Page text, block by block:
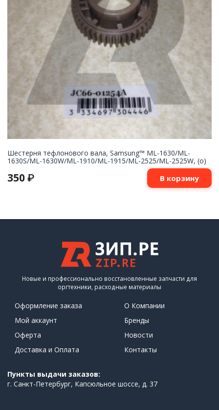
Шестерня тефлонового вала, Samsung™ ML-1630/ML-
1630S/ML-1630W/ML-1910/ML-1915/ML-2525/ML-2525W, (о)
350 ₽ В корзину
Новые и профессионально восстановленные запчасти для
оргтехники, расходные материалы
Оформление заказа
Мой аккаунт
Оферта
Доставка и Оплата
О Компании
Бренды
Новости
Контакты
Пункты выдачи заказов:
г. Санкт-Петербург, Капсюльное шоссе, д. 37